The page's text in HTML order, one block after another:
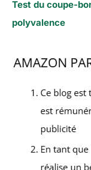
Test du coupe-
polyvalence